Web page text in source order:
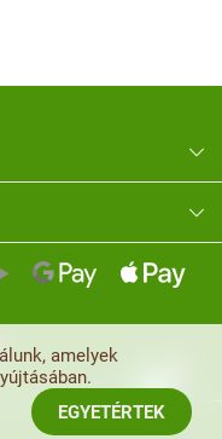
amelyek
EGYETÉRTEK